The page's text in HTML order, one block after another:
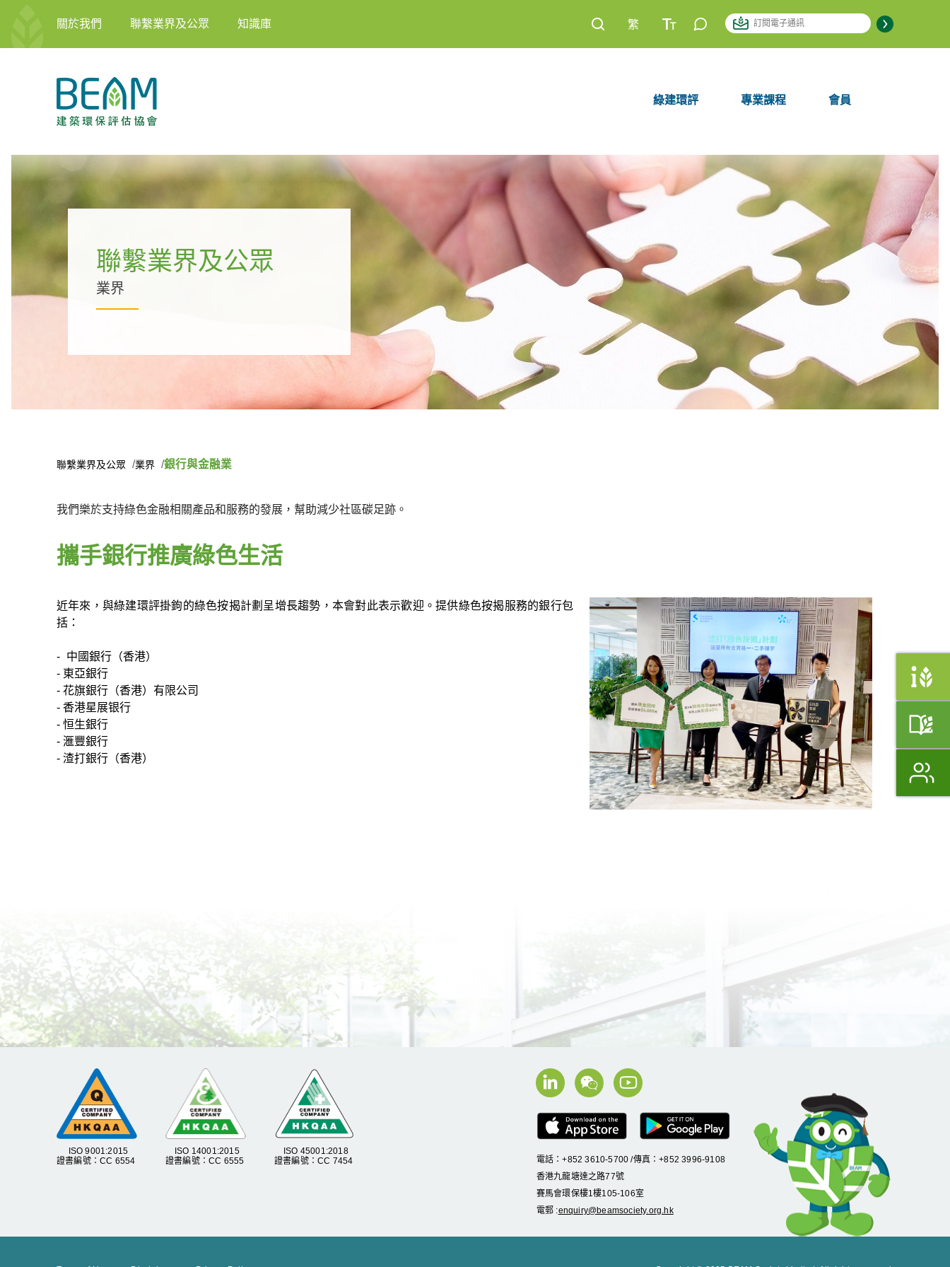
關於我們 聯繫業界及公眾 知識庫 繁
綠建環評 專業課程 會員
聯繫業界及公眾
業界
聯繫業界及公眾 業界 銀行與金融業
我們樂於支持綠色金融相關產品和服務的發展，幫助減少社區碳足跡。
攜手銀行推廣綠色生活
近年來，與綠建環評掛鉤的綠色按揭計劃呈增長趨勢，本會對此表示歡迎。提供綠色按揭服務的銀行包
括：
- 中國銀行（香港）
- 東亞銀行
- 花旗銀行（香港）有限公司
- 香港星展银行
- 恒生銀行
- 滙豐銀行
- 渣打銀行（香港）
ISO 9001:2015
證書編號：CC 6554
ISO 14001:2015
證書編號：CC 6555
ISO 45001:2018
證書編號：CC 7454
電話：+852 3610-5700 /傳真：+852 3996-9108
香港九龍塘達之路77號
賽馬會環保樓1樓105-106室
電郵 :enquiry@beamsociety.org.hk